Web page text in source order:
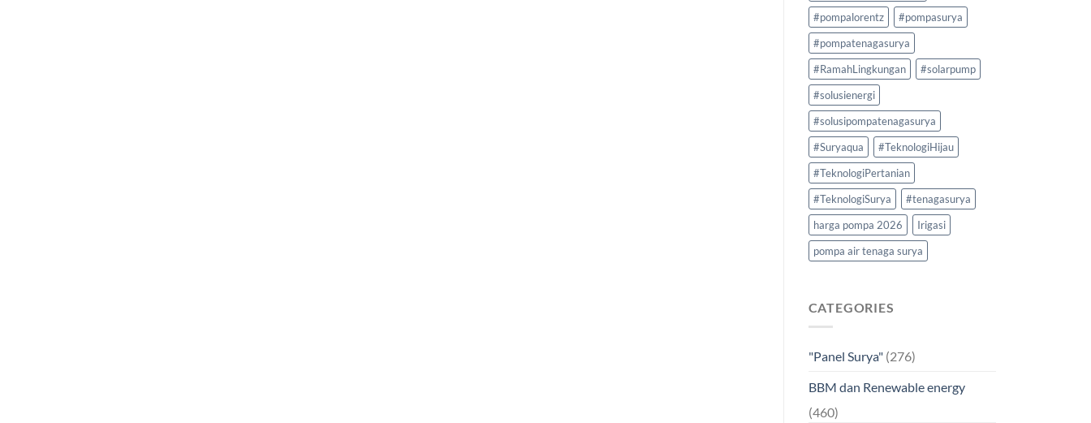
#pompalorentz
#pompasurya
#pompatenagasurya
#RamahLingkungan
#solarpump
#solusienergi
#solusipompatenagasurya
#Suryaqua
#TeknologiHijau
#TeknologiPertanian
#TeknologiSurya
#tenagasurya
harga pompa 2026
Irigasi
pompa air tenaga surya
CATEGORIES
"Panel Surya"(276)
BBM dan Renewable energy
(460)